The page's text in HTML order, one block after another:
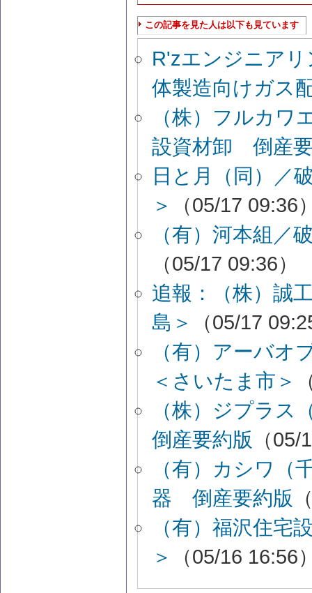
この記事を見た人は以下も見ています
R'zエンジニア
体製造向けガス
（株）フルカ
設資材卸 倒産
日と月（同）／
＞
（05/17 09:36
（有）河本組
（05/17 09:36）
追報：（株）誠
島＞
（05/17
（有）アーバ
＜さいたま市＞
（株）ジプラ
倒産要約版 （
（有）カシワ
器 倒産要約版
（有）福沢住
＞
（05/16 16:56